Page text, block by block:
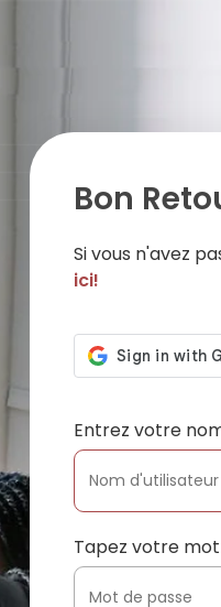
Bon
Si vous n'avez
ici!
Entrez votre
Tapez votre